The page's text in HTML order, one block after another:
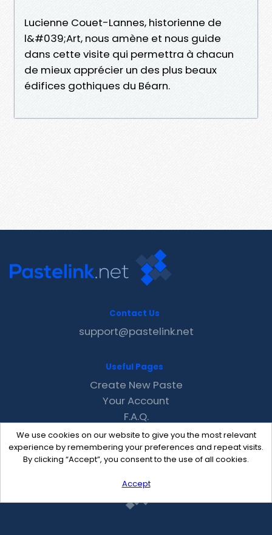
Lucienne Couet-Lannes, historienne de
l&#039;Art, nous amène et nous guide
dans cette visite qui permettra à chacun
de mieux apprécier un des plus beaux
édifices gothiques du Béarn.
We use cookies on our website to give you the most relevant
experience by remembering your preferences and repeat visits.
By clicking “Accept”, you consent to the use of all cookies.
Accept
Contact Us
support@pastelink.net
Useful Pages
Create New Paste
Your Account
F.A.Q.
Recent
Contact